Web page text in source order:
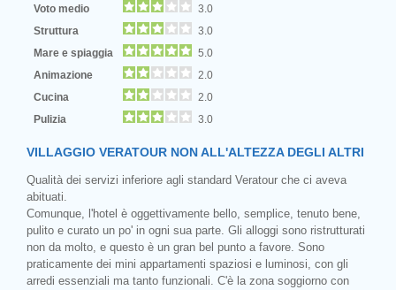
Voto medio
3.0
Struttura
3.0
Mare e spiaggia
5.0
Animazione
2.0
Cucina
2.0
Pulizia
3.0
VILLAGGIO VERATOUR NON ALL'ALTEZZA DEGLI ALTRI
Qualità dei servizi inferiore agli standard Veratour che ci aveva
abituati.
Comunque, l'hotel è oggettivamente bello, semplice, tenuto bene,
pulito e curato un po' in ogni sua parte. Gli alloggi sono ristrutturati
non da molto, e questo è un gran bel punto a favore. Sono
praticamente dei mini appartamenti spaziosi e luminosi, con gli
arredi essenziali ma tanto funzionali. C'è la zona soggiorno con